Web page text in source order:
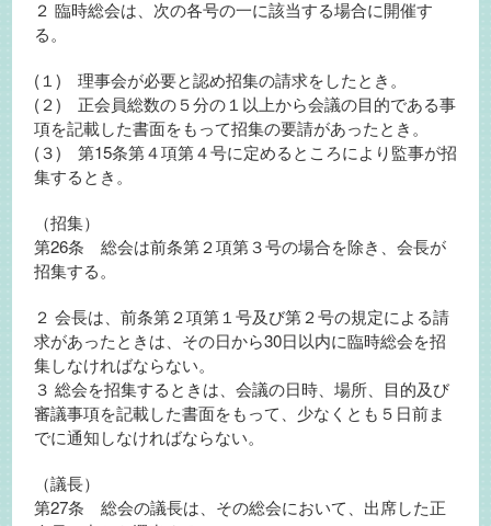
２ 臨時総会は、次の各号の一に該当する場合に開催す
る。
(１) 理事会が必要と認め招集の請求をしたとき。
(２) 正会員総数の５分の１以上から会議の目的である事
項を記載した書面をもって招集の要請があったとき。
(３) 第15条第４項第４号に定めるところにより監事が招
集するとき。
（招集）
第26条 総会は前条第２項第３号の場合を除き、会長が
招集する。
２ 会長は、前条第２項第１号及び第２号の規定による請
求があったときは、その日から30日以内に臨時総会を招
集しなければならない。
３ 総会を招集するときは、会議の日時、場所、目的及び
審議事項を記載した書面をもって、少なくとも５日前ま
でに通知しなければならない。
（議長）
第27条 総会の議長は、その総会において、出席した正